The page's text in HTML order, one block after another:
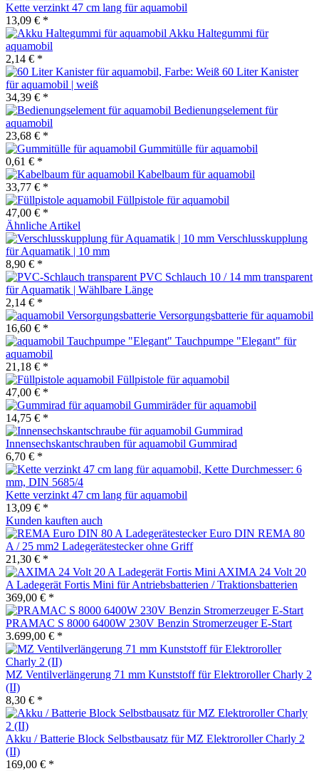
Kette verzinkt 47 cm lang für aquamobil
13,09 € *
Akku Haltegummi für
aquamobil
2,14 € *
60 Liter Kanister
für aquamobil | weiß
34,39 € *
Bedienungselement für
aquamobil
23,68 € *
Gummitülle für aquamobil
0,61 € *
Kabelbaum für aquamobil
33,77 € *
Füllpistole für aquamobil
47,00 € *
Ähnliche Artikel
Verschlusskupplung
für Aquamatik | 10 mm
8,90 € *
PVC Schlauch 10 / 14 mm transparent
für Aquamatik | Wählbare Länge
2,14 € *
Versorgungsbatterie für aquamobil
16,60 € *
Tauchpumpe "Elegant" für
aquamobil
21,18 € *
Füllpistole für aquamobil
47,00 € *
Gummiräder für aquamobil
14,75 € *
Innensechskantschrauben für aquamobil Gummirad
6,70 € *
Kette verzinkt 47 cm lang für aquamobil
13,09 € *
Kunden kauften auch
Euro DIN REMA 80
A / 25 mm2 Ladegerätestecker ohne Griff
21,30 € *
AXIMA 24 Volt 20
A Ladegerät Fortis Mini für Antriebsbatterien / Traktionsbatterien
369,00 € *
PRAMAC S 8000 6400W 230V Benzin Stromerzeuger E-Start
3.699,00 € *
MZ Ventilverlängerung 71 mm Kunststoff für Elektroroller Charly 2
(II)
8,30 € *
Akku / Batterie Block Selbstbausatz für MZ Elektroroller Charly 2
(II)
169,00 € *